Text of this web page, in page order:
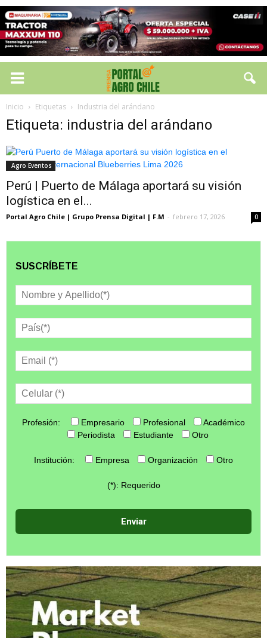
Inicio Etiquetas Industria del arándano
Etiqueta: industria del arándano
Agro Eventos
Perú | Puerto de Málaga aportará su visión
logística en el...
Portal Agro Chile | Grupo Prensa Digital | F.M - febrero 17, 2026 0
SUSCRÍBETE
Profesión: Empresario Profesional
Académico
Periodista
Estudiante Otro
Institución: Empresa Organización Otro
(*): Requerido